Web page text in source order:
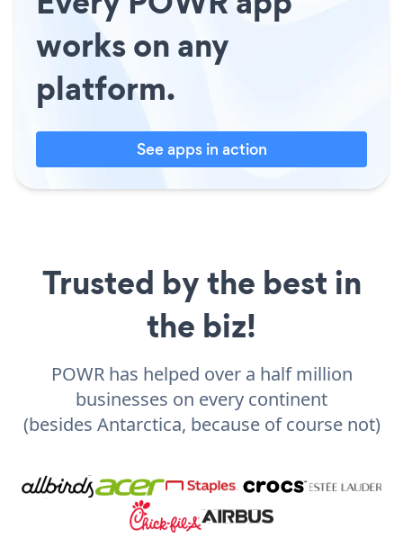
works on any
platform.
See apps in action
Trusted by the best in
the biz!
POWR has helped over a half million
businesses on every continent
(besides Antarctica, because of course not)